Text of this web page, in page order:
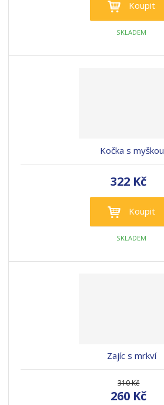
Koupit
SKLADEM
Kočka s myškou
322 Kč
Koupit
SKLADEM
Zajíc s mrkví
310 Kč
260 Kč